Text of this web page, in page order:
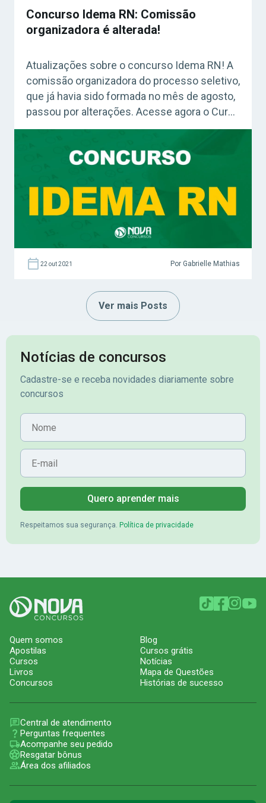
Concurso Idema RN: Comissão
organizadora é alterada!
Atualizações sobre o concurso Idema RN! A
comissão organizadora do processo seletivo,
que já havia sido formada no mês de agosto,
passou por alterações. Acesse agora o Curso
Grátis INSS 2026! Confira: Como fazer uma
outubro, foi publicado no Diário Oficial que a
22 out 2021 Por Gabrielle Mathias
Ver mais Posts
Notícias de concursos
Cadastre-se e receba novidades diariamente sobre
concursos
Nome
E-mail
Quero aprender mais
Respeitamos sua segurança. Política de privacidade
Quem somos
Apostilas
Cursos
Livros
Concursos
Blog
Cursos grátis
Notícias
Mapa de Questões
Histórias de sucesso
Central de atendimento
Perguntas frequentes
Acompanhe seu pedido
Resgatar bônus
Área dos afiliados